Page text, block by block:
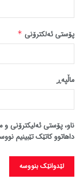
پۆستی ئەلکترۆنی *
ماڵپه‌ڕ
ناو، پۆستی ئەلیکترۆنی و
داهاتوو کاتێک تێبینیم